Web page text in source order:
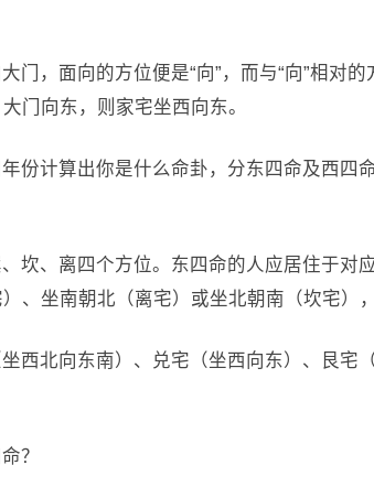
门，面向的方位便是“向”，而与“向”相对的
门向东，则家宅坐西向东。
份计算出你是什么命卦，分东四命及西四
坎、离四个方位。东四命的人应居住于对
、坐南朝北（离宅）或坐北朝南（坎宅）
西北向东南）、兑宅（坐西向东）、艮宅
？